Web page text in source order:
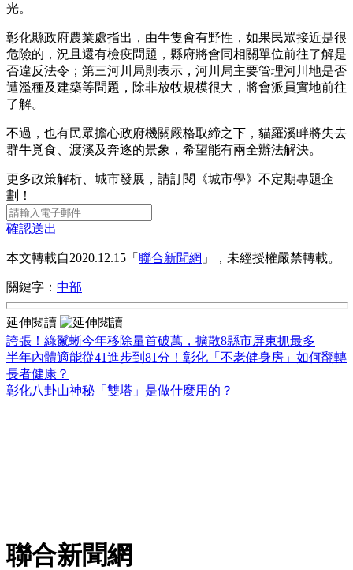
光。
彰化縣政府農業處指出，由牛隻會有野性，如果民眾接近是很
危險的，況且還有檢疫問題，縣府將會同相關單位前往了解是
否違反法令；第三河川局則表示，河川局主要管理河川地是否
遭濫種及建築等問題，除非放牧規模很大，將會派員實地前往
了解。
不過，也有民眾擔心政府機關嚴格取締之下，貓羅溪畔將失去
群牛覓食、渡溪及奔逐的景象，希望能有兩全辦法解決。
更多政策解析、城市發展，請訂閱《城市學》不定期專題企
劃！
確認送出
本文轉載自2020.12.15「 聯合新聞網 」，未經授權嚴禁轉載。
關鍵字： 中部
延伸閱讀
誇張！綠鬣蜥今年移除量首破萬，擴散8縣市屏東抓最多
半年內體適能從41進步到81分！彰化「不老健身房」如何翻轉
長者健康？
彰化八卦山神秘「雙塔」是做什麼用的？
聯合新聞網